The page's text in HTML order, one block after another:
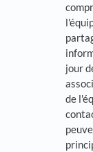
jour
de